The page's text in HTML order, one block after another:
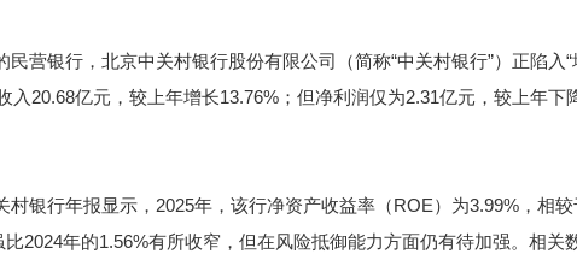
银行，北京中关村银行股份有限公司（简称“中关村银行”）正陷入
入20.68亿元，较上年增长13.76%；但净利润仅为2.31亿元，较上年
行年报显示，2025年，该行净资产收益率（ROE）为3.99%，相较
2024年的1.56%有所收窄，但在风险抵御能力方面仍有待加强。相关